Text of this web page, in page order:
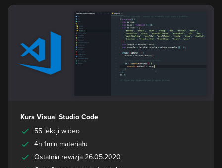
Kurs Visual Studio Code
55 lekcji wideo
4h 1min materiału
Ostatnia rewizja 26.05.2020